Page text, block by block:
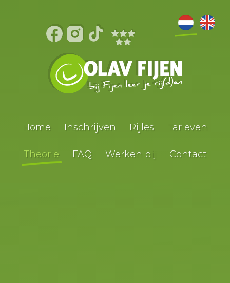
Home Inschrijven Rijles Tarieven
Theorie FAQ Werken bij Contact